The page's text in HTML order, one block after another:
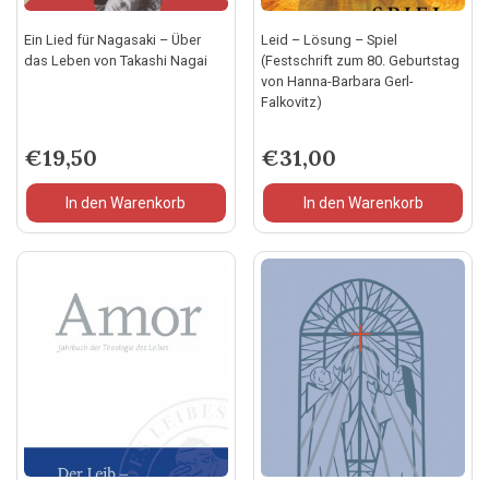
Ein Lied für Nagasaki – Über
das Leben von Takashi Nagai
€19,50
In den Warenkorb
Leid – Lösung – Spiel
(Festschrift zum 80. Geburtstag
von Hanna-Barbara Gerl-
Falkovitz)
€31,00
In den Warenkorb